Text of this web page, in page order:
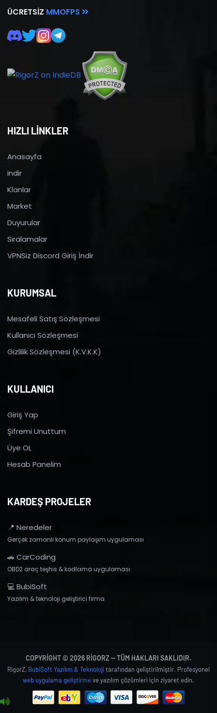
ÜCRETSIZ MMOFPS
HIZLI LİNKLER
Anasayfa
indir
Klanlar
Market
Duyurular
Sıralamalar
VPNSiz Discord Giriş İndir
KURUMSAL
Mesafeli Satış Sözleşmesi
Kullanıcı Sözleşmesi
Gizlilik Sözleşmesi (K.V.K.K)
KULLANICI
Giriş Yap
Şifremi Unuttum
Üye OL
Hesab Panelim
KARDEŞ PROJELER
📍 Neredeler
Gerçek zamanlı konum paylaşım uygulaması
🚗 CarCoding
OBD2 araç teşhis & kodlama uygulaması
💻 BubiSoft
Yazılım & teknoloji geliştirici firma
COPYRIGHT © 2026 RIGORZ — TÜM HAKLARI SAKLIDIR.
RigorZ, BubiSoft Yazılım & Teknoloji tarafından geliştirilmiştir. Profesyonel
web uygulama geliştirmeve yazılım çözümleri için ziyaret edin.